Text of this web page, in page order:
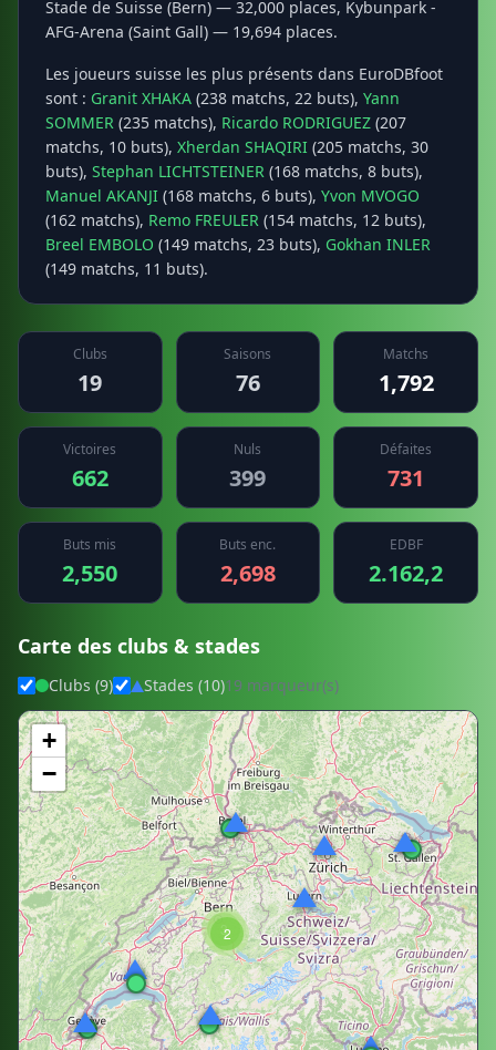
Stade de Suisse (Bern) — 32,000 places, Kybunpark -
AFG-Arena (Saint Gall) — 19,694 places.
Les joueurs suisse les plus présents dans EuroDBfoot
sont : Granit XHAKA (238 matchs, 22 buts), Yann
SOMMER (235 matchs), Ricardo RODRIGUEZ (207
matchs, 10 buts), Xherdan SHAQIRI (205 matchs, 30
buts), Stephan LICHTSTEINER (168 matchs, 8 buts),
Manuel AKANJI (168 matchs, 6 buts), Yvon MVOGO
(162 matchs), Remo FREULER (154 matchs, 12 buts),
Breel EMBOLO (149 matchs, 23 buts), Gokhan INLER
(149 matchs, 11 buts).
Clubs
19
Saisons
76
Matchs
1,792
Victoires
662
Nuls
399
Défaites
731
Buts mis
2,550
Buts enc.
2,698
EDBF
2.162,2
Carte des clubs & stades
Clubs (9) Stades (10)19 marqueur(s)
32
+
−